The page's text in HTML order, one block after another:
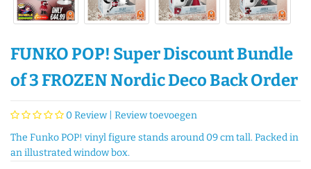
FUNKO POP! Super Discount Bundle
of 3 FROZEN Nordic Deco Back Order
0 Review | Review toevoegen
The Funko POP! vinyl figure stands around 09 cm tall. Packed in
an illustrated window box.